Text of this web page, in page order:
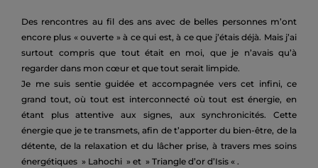
Des rencontres au fil des ans avec de belles personnes m’ont
encore plus « ouverte » à ce qui est, à ce que j’étais déjà. Mais j’ai
surtout compris que tout était en moi, que je n’avais qu’à
regarder dans mon cœur et que tout serait limpide.
Je me suis sentie guidée et accompagnée vers cet infini, ce
grand tout, où tout est interconnecté où tout est énergie, en
étant plus attentive aux signes, aux synchronicités. Cette
énergie que je te transmets, afin de t’apporter du bien-être, de la
détente, de la relaxation et du lâcher prise, à travers mes soins
énergétiques » Lahochi » et » Triangle d’or d’Isis « .